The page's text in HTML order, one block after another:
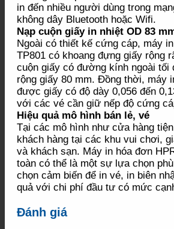
in đến nhiều người dùng trong
không dây Bluetooth hoặc Wifi.
Nạp cuộn giấy in nhiệt OD 83
Ngoài có thiết kế cứng cáp, máy
TP801 có khoang đựng giấy rộng
cuộn giấy có đường kính ngoài tối
rộng giấy 80 mm. Đồng thời, máy
được giấy có độ dày 0,056 đến
với các vé cần giữ nếp độ cứng
Hiệu quả mô hình bán lẻ, vé
Tại các mô hình như cửa hàng
khách hàng tại các khu vui chơi,
và khách sạn. Máy in hóa đơn
toàn có thể là một sự lựa chọn
chọn cảm biến để in vé, in biên
quả với chi phí đầu tư có mức
Đánh giá